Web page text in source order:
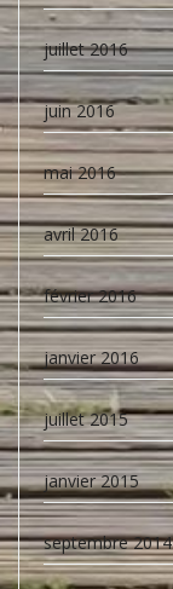
juillet 2016
juin 2016
mai 2016
avril 2016
février 2016
janvier 2016
juillet 2015
janvier 2015
septembre 2014